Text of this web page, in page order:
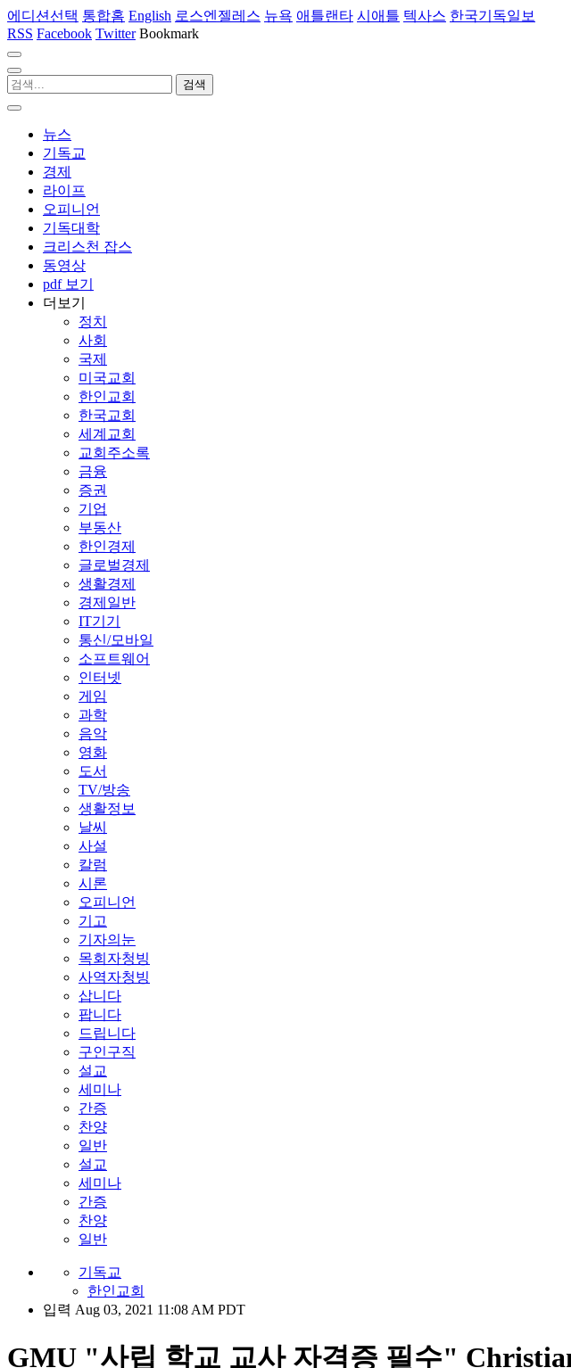
에디션선택 통합홈 English 로스엔젤레스 뉴욕 애틀랜타 시애틀 텍사스 한국기독일보
RSS Facebook Twitter Bookmark
뉴스
기독교
경제
라이프
오피니언
기독대학
크리스천 잡스
동영상
pdf 보기
더보기
정치
사회
국제
미국교회
한인교회
한국교회
세계교회
교회주소록
금융
증권
기업
부동산
한인경제
글로벌경제
생활경제
경제일반
IT기기
통신/모바일
소프트웨어
인터넷
게임
과학
음악
영화
도서
TV/방송
생활정보
날씨
사설
칼럼
시론
오피니언
기고
기자의눈
목회자청빙
사역자청빙
삽니다
팝니다
드립니다
구인구직
설교
세미나
간증
찬양
일반
설교
세미나
간증
찬양
일반
기독교
한인교회
입력 Aug 03, 2021 11:08 AM PDT
GMU "사립 학교 교사 자격증 필수"